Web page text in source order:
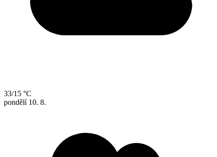
33/15 °C
pondělí 10. 8.